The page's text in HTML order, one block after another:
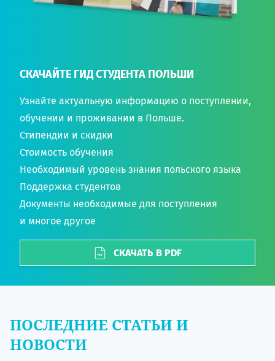
СКАЧАЙТЕ ГИД СТУДЕНТА ПОЛЬШИ
Узнайте актуальную информацию о поступлении,
обучении и проживании в Польше.
Стипендии и скидки
Стоимость обучения
Необходимый уровень знания польского языка
Поддержка студентов
Документы необходимые для поступления
и многое другое
СКАЧАТЬ В PDF
ПОСЛЕДНИЕ СТАТЬИ И
НОВОСТИ